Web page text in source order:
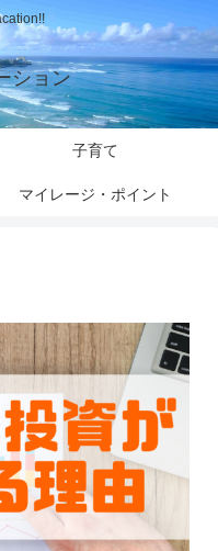
ション
子育て
マイレージ・ポイント